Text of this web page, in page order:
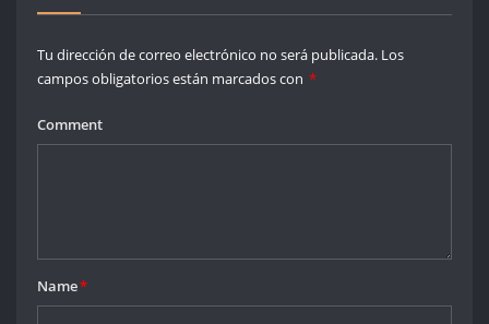
Tu dirección de correo electrónico no será publicada. Los
campos obligatorios están marcados con *
Comment
Name*